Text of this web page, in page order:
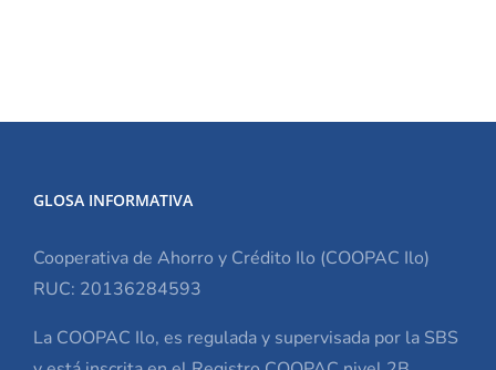
GLOSA INFORMATIVA
Cooperativa de Ahorro y Crédito Ilo (COOPAC Ilo)
RUC: 20136284593
La COOPAC Ilo, es regulada y supervisada por la SBS